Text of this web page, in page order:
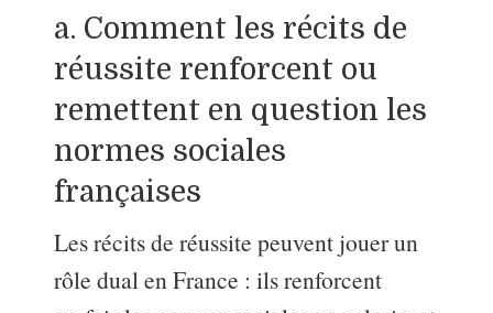
a. Comment les récits de
réussite renforcent ou
remettent en question les
normes sociales
françaises
Les récits de réussite peuvent jouer un
rôle dual en France : ils renforcent